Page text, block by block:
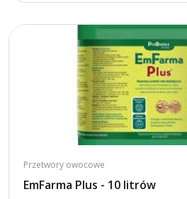
Przetwory owocowe
EmFarma Plus - 10 litrów